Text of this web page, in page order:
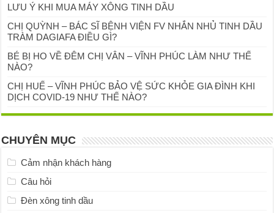
LƯU Ý KHI MUA MÁY XÔNG TINH DẦU
CHỊ QUỲNH – BÁC SĨ BỆNH VIỆN FV NHẮN NHỦ TINH DẦU
TRÀM DAGIAFA ĐIỀU GÌ?
BÉ BỊ HO VỀ ĐÊM CHỊ VÂN – VĨNH PHÚC LÀM NHƯ THẾ
NÀO?
CHỊ HUẾ – VĨNH PHÚC BẢO VỆ SỨC KHỎE GIA ĐÌNH KHI
DỊCH COVID-19 NHƯ THẾ NÀO?
CHUYÊN MỤC
Cảm nhận khách hàng
Câu hỏi
Đèn xông tinh dầu